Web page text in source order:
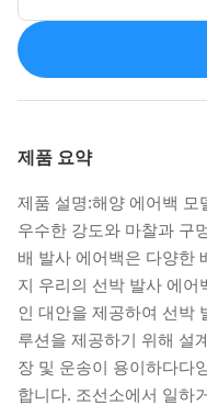
제품 요약
제품 설명:해양 에어백 모
우수한 강도와 마찰과 구
배 발사 에어백은 다양한
지 우리의 선박 발사 에어
인 대안을 제공하여 선박
루션을 제공하기 위해 설
장 및 운송이 용이하다다
합니다. 조선소에서 일하